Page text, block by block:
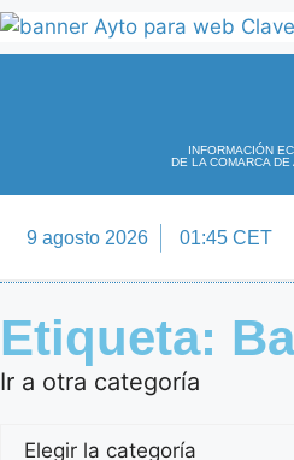
INFORMACIÓN
DE LA COMARCA DE
9 agosto 2026 01:45 CET
Etiqueta:
Ir a otra categoría